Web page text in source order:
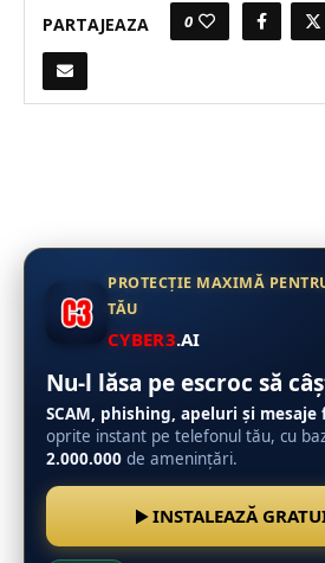
PARTAJEAZA 0
PROTECȚIE MAXIMĂ
TĂU
CYBER3.AI
Nu-l lăsa pe escroc să
SCAM, phishing, apeluri și mesaje
oprite instant pe telefonul tău, cu
2.000.000 de amenințări.
INSTALEAZĂ